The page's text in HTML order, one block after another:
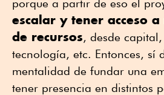
porque a partir de eso el
escalar y tener acceso
de recursos, desde
tecnología, etc. Entonces, sí
mentalidad de fundar una
tener presencia en distintos